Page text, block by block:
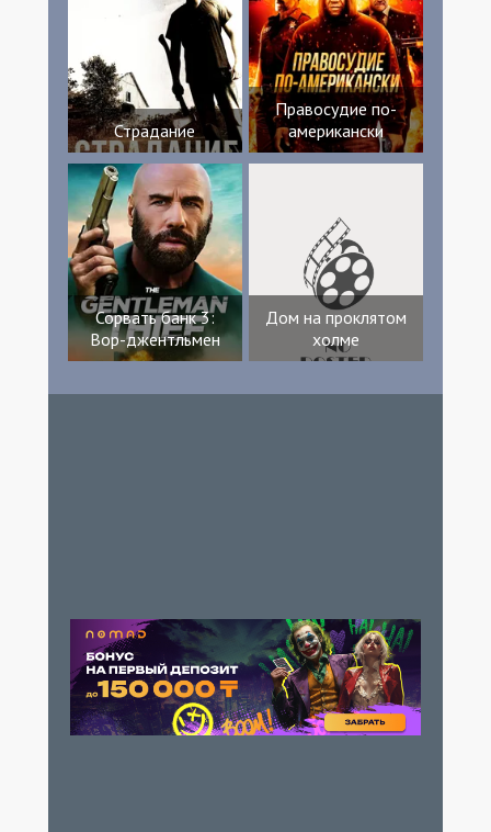
Страдание
Правосудие по-
американски
Сорвать банк 3:
Вор-джентльмен
Дом на проклятом
холме